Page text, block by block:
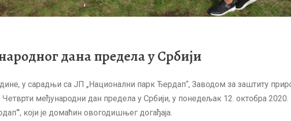
дана предела у Србији
у сарадњи са ЈП „Национални парк Ђердап“, Заводом за заштиту
међународни дан предела у Србији, у понедељак 12. октобра 2020.
који је домаћин овогодишњег догађаја.